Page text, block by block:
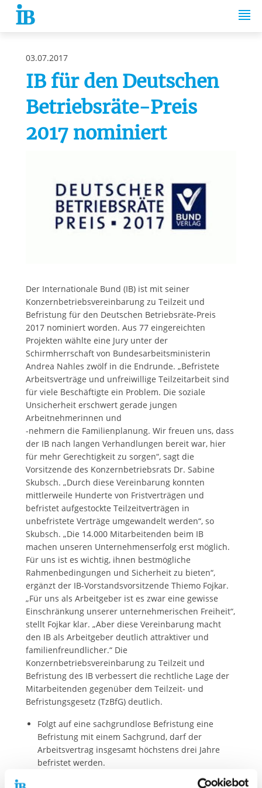
Springe zum Inhalt
03.07.2017
IB für den Deutschen
Betriebsräte-Preis
2017 nominiert
Der Internationale Bund (IB) ist mit seiner
Konzernbetriebsvereinbarung zu Teilzeit und
Befristung für den Deutschen Betriebsräte-Preis
2017 nominiert worden. Aus 77 eingereichten
Projekten wählte eine Jury unter der
Schirmherrschaft von Bundesarbeitsministerin
Andrea Nahles zwölf in die Endrunde. „Befristete
Arbeitsverträge und unfreiwillige Teilzeitarbeit sind
für viele Beschäftigte ein Problem. Die soziale
Unsicherheit erschwert gerade jungen
Arbeitnehmerinnen und
-nehmern die Familienplanung. Wir freuen uns, dass
der IB nach langen Verhandlungen bereit war, hier
für mehr Gerechtigkeit zu sorgen“, sagt die
Vorsitzende des Konzernbetriebsrats Dr. Sabine
Skubsch. „Durch diese Vereinbarung konnten
mittlerweile Hunderte von Fristverträgen und
befristet aufgestockte Teilzeitverträgen in
unbefristete Verträge umgewandelt werden“, so
Skubsch. „Die 14.000 Mitarbeitenden beim IB
machen unseren Unternehmenserfolg erst möglich.
Für uns ist es wichtig, ihnen bestmögliche
Rahmenbedingungen und Sicherheit zu bieten“,
ergänzt der IB-Vorstandsvorsitzende Thiemo Fojkar.
„Für uns als Arbeitgeber ist es zwar eine gewisse
Einschränkung unserer unternehmerischen Freiheit“,
stellt Fojkar klar. „Aber diese Vereinbarung macht
den IB als Arbeitgeber deutlich attraktiver und
familienfreundlicher.“ Die
Konzernbetriebsvereinbarung zu Teilzeit und
Befristung des IB verbessert die rechtliche Lage der
Mitarbeitenden gegenüber dem Teilzeit- und
Befristungsgesetz (TzBfG) deutlich.
Folgt auf eine sachgrundlose Befristung eine
Befristung mit einem Sachgrund, darf der
Arbeitsvertrag insgesamt höchstens drei Jahre
befristet werden.
Sind Arbeitnehmerinnen und -nehmer befristet